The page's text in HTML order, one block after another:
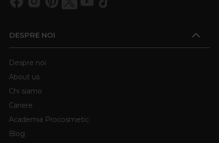
DESPRE NOI
Despre noi
About us
Chi siamo
Cariere
Academia Procosmetic
Blog